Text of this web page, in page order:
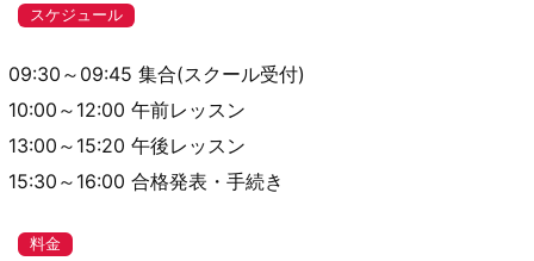
スケジュール
09:30～09:45 集合(スクール受付)
10:00～12:00 午前レッスン
13:00～15:20 午後レッスン
15:30～16:00 合格発表・手続き
料金